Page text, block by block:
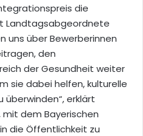
die
Landtagsabgeordnete
uns über Bewerberinnen
den
der Gesundheit weiter
sie dabei helfen, kulturelle
überwinden“, erklärt
mit dem Bayerischen
die Öffentlichkeit zu